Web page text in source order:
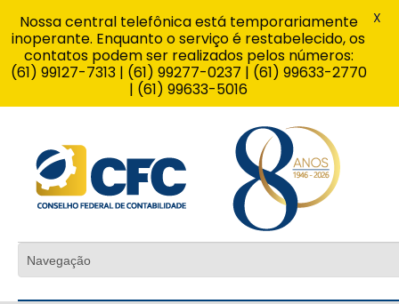
Nossa central telefônica está temporariamente
inoperante. Enquanto o serviço é restabelecido, os
contatos podem ser realizados pelos números:
(61) 99127-7313 | (61) 99277-0237 | (61) 99633-2770
| (61) 99633-5016
X